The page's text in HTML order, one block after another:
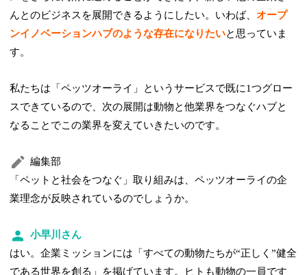
んとのビジネスを展開できるようにしたい。いわば、オープ
ンイノベーションハブのような存在になりたいと思っていま
す。
私たちは「ペッツオーライ」というサービスで既に1つグロー
スできているので、次の展開は動物と他業界をつなぐハブと
なることでこの業界を変えていきたいのです。
編集部
「ペットと社会をつなぐ」取り組みは、ペッツオーライの企
業理念が反映されているのでしょうか。
小早川さん
はい。企業ミッションには「すべての動物たちが“正しく”健全
である世界を創る」を掲げています。ヒトも動物の一員です